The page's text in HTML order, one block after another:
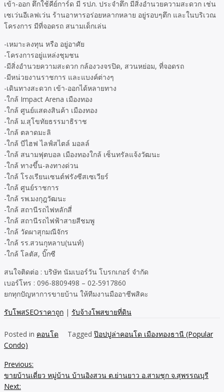
เข้า-ออก ตึกใช้คีย์การ์ด มี รปภ. ประจำตึก มีสิ่งอำนวยความสะดวก เช่น
เซเว่นอีเลฟเว่น ร้านอาหารอร่อยหลากหลาย อยู่รอบๆตึก และในบริเวณ
โครงการ มีที่จอดรถ สนามเด็กเล่น
-เหมาะลงทุน หรือ อยู่อาศัย
-โครงการอยู่แหล่งชุมชน
-มีสิ่งอำนวยความสะดวก กล้องวงจรปิด, สวนหย่อม, ที่จอดรถ
-มีหน่วยงานราชการ และแบงค์ต่างๆ
-เดินทางสะดวก เข้า-ออกได้หลายทาง
-ใกล้ Impact Arena เมืองทอง
-ใกล้ ศูนย์แสดงสินค้า เมืองทอง
-ใกล้ ม.สุโขทัยธรรมาธิราช
-ใกล้ ตลาดมะลิ
-ใกล้ บีไฮฟ ไลฟ์สไตล์ มอลล์
-ใกล้ สนามฟุตบอล เมืองทองใกล้ เซ็นทรัลแจ้งวัฒนะ
-ใกล้ ทางขึ้น-ลงทางด่วน
-ใกล้ โรงเรียนเซนต์ฟรังซีสเซเวียร์
-ใกล้ ศูนย์ราชการ
-ใกล้ รพ.มงกุฎวัฒนะ
-ใกล้ สถานีรถไฟหลักสี่
-ใกล้ สถานีรถไฟฟ้าสายสีชมพู
-ใกล้ วัดผาสุกมณีจักร
-ใกล้ รร.สวนกุหลาบ(นนท์)
-ใกล้ โลตัส, บิ๊กซี
สนใจติดต่อ : บริษัท นัมเบอร์วัน โบรกเกอร์ จำกัด
เบอร์โทร : 096-8809498 – 02-5917860
ยกทุกปัญหาการขายบ้าน ให้ทีมงานมืออาชีพสิคะ
รับโพสSEOราคาถูก | รับจ้างโพสขายที่ดิน
Posted in คอนโด Tagged ป๊อปปูล่าคอนโด เมืองทองธานี (Popular
Condo)
Post
navigation
Previous:
ขายบ้านเดี่ยว หมู่บ้าน บ้านอิงสวน ต.ย่านยาว อ.สามชุก จ.สุพรรณบุรี
Next: